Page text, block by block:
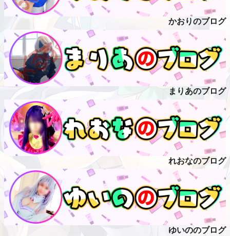
かおりのブログ
まりあのブログ
れおなのブログ
ゆいののブログ